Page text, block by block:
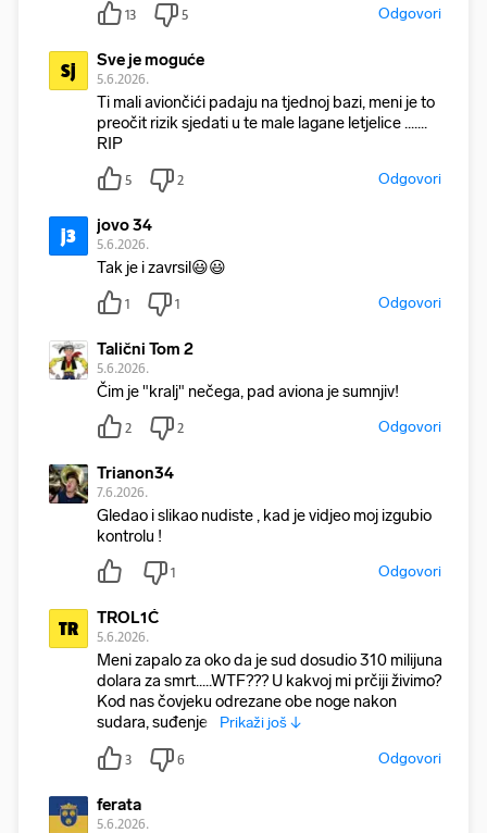
13 5 Odgovori
Sj Sve je moguće
5.6.2026.
Ti mali aviončići padaju na tjednoj bazi, meni je to
preočit rizik sjedati u te male lagane letjelice .......
RIP
5 2 Odgovori
j3 jovo 34
5.6.2026.
Tak je i zavrsil😃😃
1 1 Odgovori
Talični Tom 2
5.6.2026.
Čim je "kralj" nečega, pad aviona je sumnjiv!
2 2 Odgovori
Trianon34
7.6.2026.
Gledao i slikao nudiste , kad je vidjeo moj izgubio
kontrolu !
1 Odgovori
TR TROL1Ć
5.6.2026.
Meni zapalo za oko da je sud dosudio 310 milijuna
dolara za smrt.....WTF??? U kakvoj mi prčiji živimo?
Kod nas čovjeku odrezane obe noge nakon
sudara, suđenje t Prikaži još ↓
3 6 Odgovori
ferata
5.6.2026.